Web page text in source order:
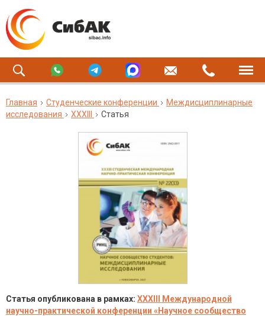
Главная Студенческие конференции
Междисциплинарные
исследования
XXXIII Статья
Статья опубликована в рамках: XXXIII Международной
научно-практической конференции «Научное сообщество